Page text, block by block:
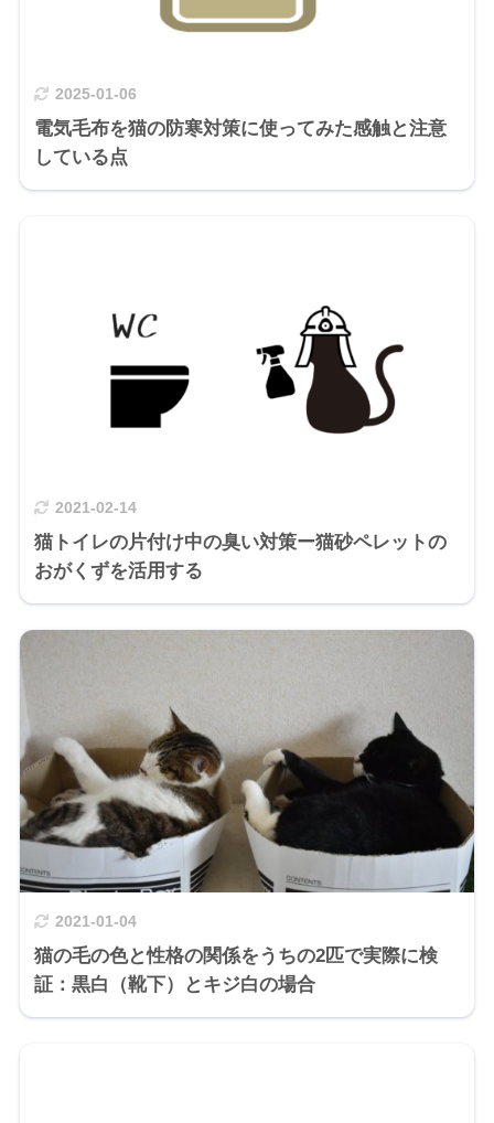
2025-01-06
電気毛布を猫の防寒対策に使ってみた感触と注意
している点
2021-02-14
猫トイレの片付け中の臭い対策ー猫砂ペレットの
おがくずを活用する
2021-01-04
猫の毛の色と性格の関係をうちの2匹で実際に検
証：黒白（靴下）とキジ白の場合